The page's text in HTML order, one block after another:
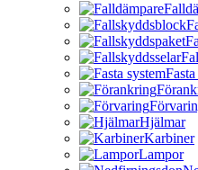
Hjälmar
Karbiner
Lampor